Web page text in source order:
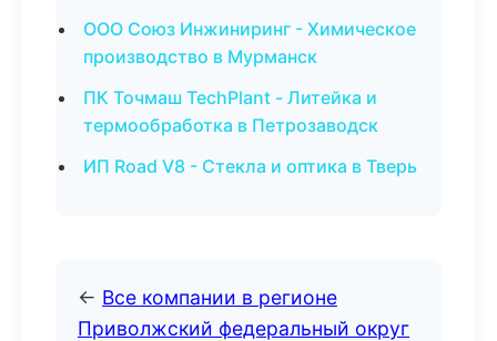
ООО Союз Инжиниринг - Химическое
производство в Мурманск
ПК Точмаш TechPlant - Литейка и
термообработка в Петрозаводск
ИП Road V8 - Стекла и оптика в Тверь
← Все компании в регионе
Приволжский федеральный округ